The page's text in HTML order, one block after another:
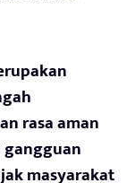
rasa aman
masyarakat